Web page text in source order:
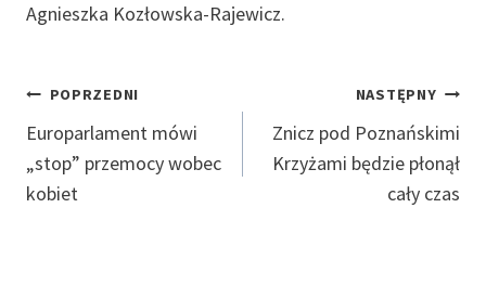
Agnieszka Kozłowska-Rajewicz.
Nawigacja
Wpisu
POPRZEDNI
Europarlament mówi
„stop” przemocy wobec
kobiet
NASTĘPNY
Znicz pod Poznańskimi
Krzyżami będzie płonął
cały czas